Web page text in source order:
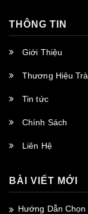
THÔNG TIN
Giới Thiệu
Thương Hiệu Trà
Tin tức
Chính Sách
Liên Hệ
BÀI VIẾT MỚI
Hướng Dẫn